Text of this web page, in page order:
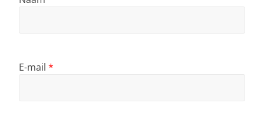
E-mail *